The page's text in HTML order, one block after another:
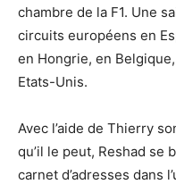
chambre de la F1. Une
circuits européens en
en Hongrie, en
Etats-Unis.
Avec l’aide de Thierry
qu’il le peut, Reshad se
carnet d’adresses dans